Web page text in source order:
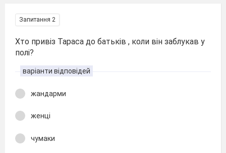
Запитання 2
Хто привіз Тараса до батьків , коли він заблукав у
полі?
варіанти відповідей
жандарми
женці
чумаки